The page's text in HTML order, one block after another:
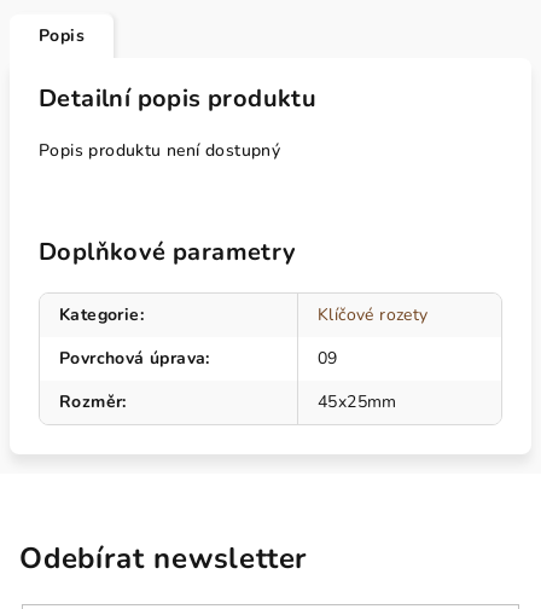
Popis
Detailní popis produktu
Popis produktu není dostupný
Doplňkové parametry
Kategorie:
Klíčové rozety
Povrchová úprava:
09
Rozměr: 45x25mm
Odebírat newsletter